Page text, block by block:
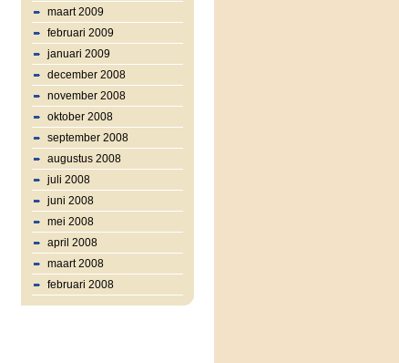
maart 2009
februari 2009
januari 2009
december 2008
november 2008
oktober 2008
september 2008
augustus 2008
juli 2008
juni 2008
mei 2008
april 2008
maart 2008
februari 2008